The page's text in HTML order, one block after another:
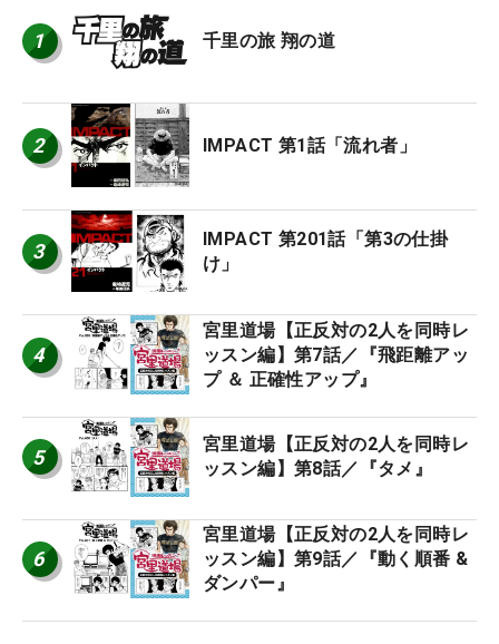
1 千里の旅 翔の道
2 IMPACT 第1話「流れ者」
3
IMPACT 第201話「第3の仕掛
け」
4
宮里道場【正反対の2人を同時レ
ッスン編】第7話／『飛距離アッ
プ ＆ 正確性アップ』
5
宮里道場【正反対の2人を同時レ
ッスン編】第8話／『タメ』
6
宮里道場【正反対の2人を同時レ
ッスン編】第9話／『動く順番 &
ダンパー』